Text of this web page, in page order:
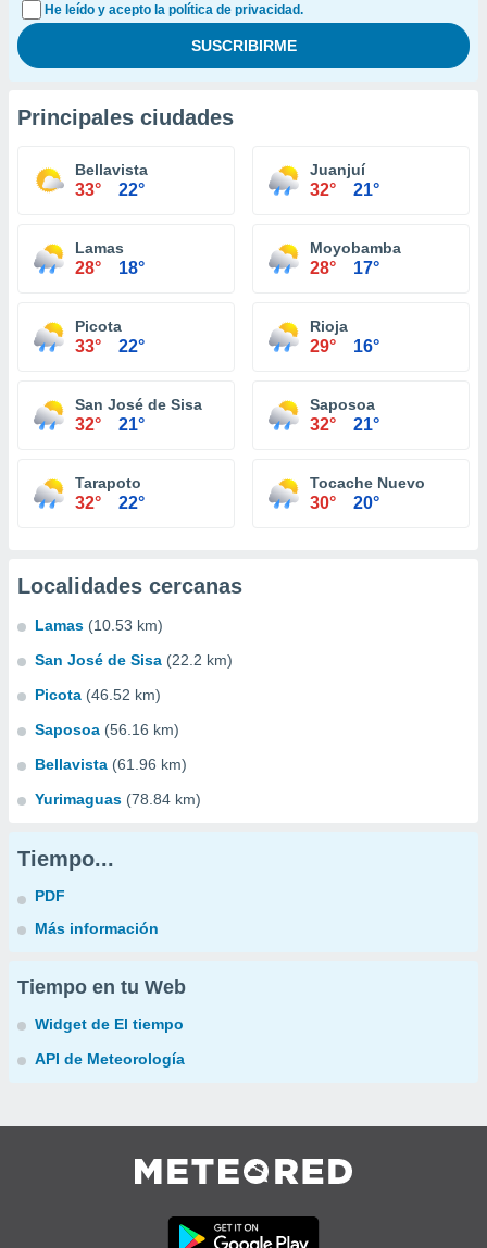
He leído y acepto la política de privacidad.
Principales ciudades
Bellavista
33° 22°
Juanjuí
32° 21°
Lamas
28° 18°
Moyobamba
28° 17°
Picota
33° 22°
Rioja
29° 16°
San José de Sisa
32° 21°
Saposoa
32° 21°
Tarapoto
32° 22°
Tocache Nuevo
30° 20°
Localidades cercanas
Lamas (10.53 km)
San José de Sisa (22.2 km)
Picota (46.52 km)
Saposoa (56.16 km)
Bellavista (61.96 km)
Yurimaguas (78.84 km)
Tiempo...
PDF
Más información
Tiempo en tu Web
Widget de El tiempo
API de Meteorología